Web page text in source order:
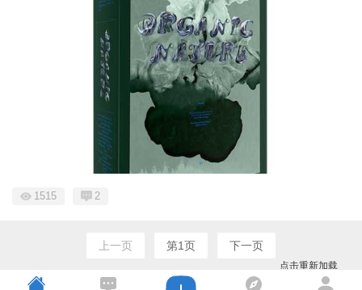
1515 2
上一页 第1页 下一页
点击重新加载